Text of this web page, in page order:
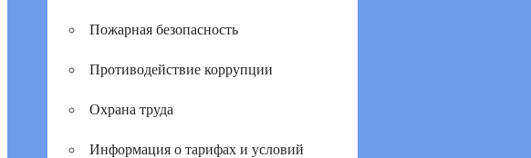
Пожарная безопасность
Противодействие коррупции
Охрана труда
Информация о тарифах и условий